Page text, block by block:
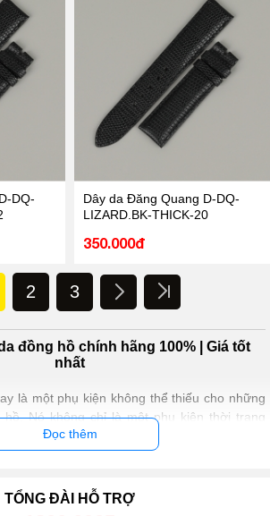
DQ-
Dây da Đăng Quang D-DQ-
LIZARD.BK-THICK-20
350.000đ
2 3
đồng hồ chính hãng 100% | Giá tốt
nhất
là một phụ kiện không thể thiếu cho những
Nó không chỉ là một phụ kiện thời trang
cách và cá tính cho người đeo, mà còn là một
đồng hồ.
tố quan trọng như chất lượng da, màu sắc,
Dưới đây là những thông tin chi tiết hơn
Đọc thêm
TỔNG ĐÀI HỖ TRỢ